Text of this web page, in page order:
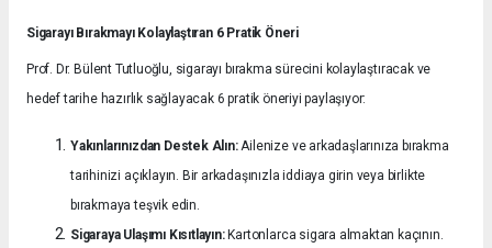
Sigarayı Bırakmayı Kolaylaştıran 6 Pratik Öneri
Prof. Dr. Bülent Tutluoğlu, sigarayı bırakma sürecini kolaylaştıracak ve
hedef tarihe hazırlık sağlayacak 6 pratik öneriyi paylaşıyor:
Yakınlarınızdan Destek Alın:Ailenize ve arkadaşlarınıza bırakma
tarihinizi açıklayın. Bir arkadaşınızla iddiaya girin veya birlikte
bırakmaya teşvik edin.
Sigaraya Ulaşımı Kısıtlayın:Kartonlarca sigara almaktan kaçının.